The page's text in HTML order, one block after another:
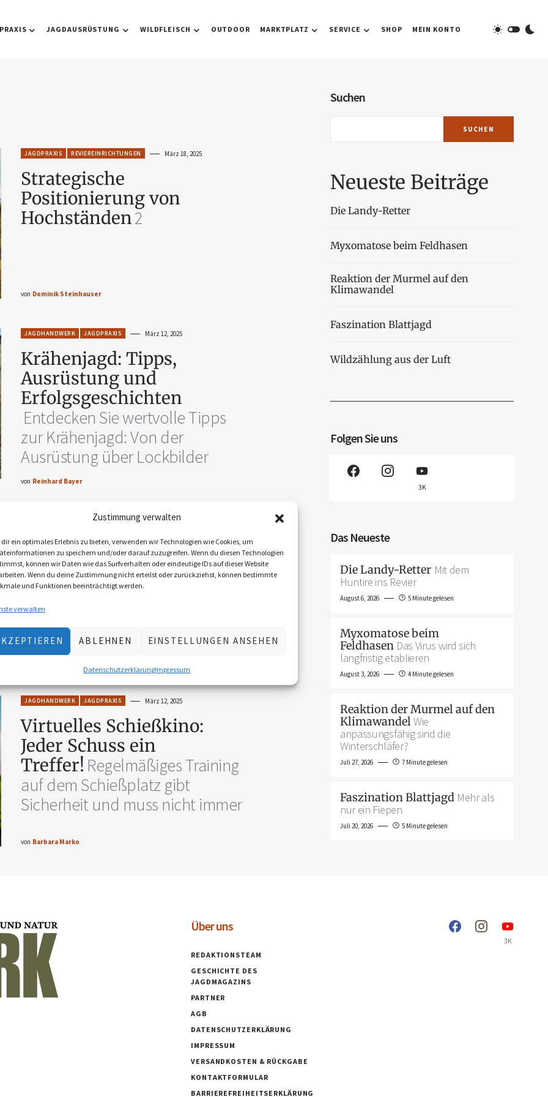
Zustimmung verwalten
ein optimales Erlebnis zu bieten, verwenden wir Technologien wie Cookies, um
zu speichern und/oder darauf zuzugreifen. Wenn du diesen Technologien
können wir Daten wie das Surfverhalten oder eindeutige IDs auf dieser Website
Wenn du deine Zustimmung nicht erteilst oder zurückziehst, können bestimmte
und Funktionen beeinträchtigt werden.
verwalten
ABLEHNEN EINSTELLUNGEN ANSEHEN
DatenschutzerklärungImpressum
JAGDAUSRÜSTUNG WILDFLEISCH OUTDOOR MARKTPLATZ SERVICE SHOP MEIN KONTO
JAGDPRAXIS REVIEREINRICHTUNGEN März 18, 2025
Strategische
Positionierung von
Hochständen2
von Dominik Steinhauser
JAGDHANDWERK JAGDPRAXIS März 12, 2025
Krähenjagd: Tipps,
Ausrüstung und
Erfolgsgeschichten
Entdecken Sie wertvolle Tipps
zur Krähenjagd: Von der
Ausrüstung über Lockbilder
von Reinhard Bayer
JAGDPRAXIS März 12, 2025
Erfolgreiche
Schwarzwildjagd an der
KirrungEntdecken Sie die
Jagdstrategie von Fö
JAGDHANDWERK JAGDPRAXIS März 12, 2025
Virtuelles Schießkino:
Jeder Schuss ein
Treffer! Regelmäßiges Training
auf dem Schießplatz gibt
Sicherheit und muss nicht immer
von Barbara Marko
Suchen
SUCHEN
Neueste Beiträge
Die Landy-Retter
Myxomatose beim Feldhasen
Reaktion der Murmel auf den
Klimawandel
Faszination Blattjagd
Wildzählung aus der Luft
Folgen Sie uns
3K
Das Neueste
Die Landy-Retter Mit dem
Huntire ins Revier
August 6, 2026 5 Minute gelesen
Myxomatose beim
Feldhasen Das Virus wird sich
langfristig etablieren
August 3, 2026 4 Minute gelesen
Reaktion der Murmel auf den
KlimawandelWie
anpassungsfähig sind die
Winterschläfer?
Juli 27, 2026 7 Minute gelesen
Faszination Blattjagd Mehr als
nur ein Fiepen
Juli 20, 2026 5 Minute gelesen
Über uns
REDAKTIONSTEAM
GESCHICHTE DES
JAGDMAGAZINS
PARTNER
AGB
DATENSCHUTZERKLÄRUNG
IMPRESSUM
VERSANDKOSTEN & RÜCKGABE
KONTAKTFORMULAR
BARRIEREFREIHEITSERKLÄRUNG
3K